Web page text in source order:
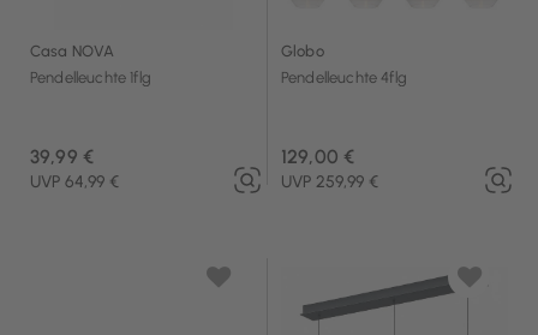
Casa NOVA
Pendelleuchte 1flg
39,99 €
UVP 64,99 €
Globo
Pendelleuchte 4flg
129,00 €
UVP 259,99 €